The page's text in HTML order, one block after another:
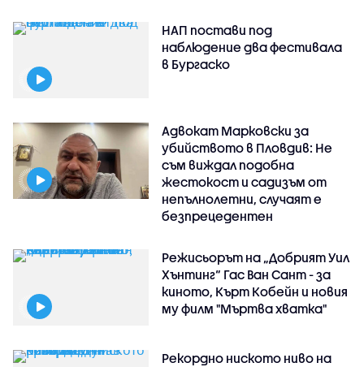
НАП постави под
наблюдение два фестивала
в Бургаско
Адвокат Марковски за
убийството в Пловдив: Не
съм виждал подобна
жестокост и садизъм от
непълнолетни, случаят е
безпрецедентен
Режисьорът на „Добрият Уил
Хънтинг“ Гас Ван Сант - за
киното, Кърт Кобейн и новия
му филм "Мъртва хватка"
Рекордно ниското ниво на